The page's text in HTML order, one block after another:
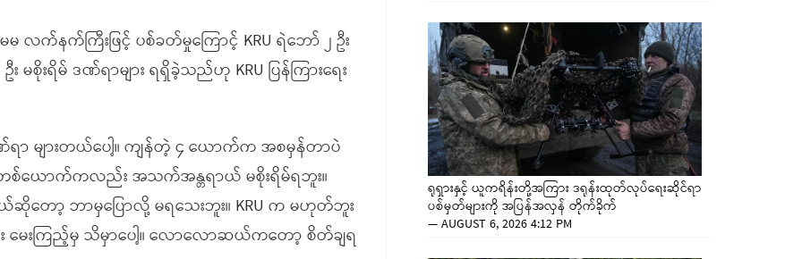
က်နက်ကြီးဖြင့် ပစ်ခတ်မှုကြောင့် KRU ရဲဘော် ၂ ဦး
း မစိုးရိမ် ဒဏ်ရာများ ရရှိခဲ့သည်ဟု KRU ပြန်ကြားရေး
များတယ်ပေါ့။ ကျန်တဲ့ ၄ ယောက်က အစမှန်တာပဲ
စ်ယောက်ကလည်း အသက်အန္တရာယ် မစိုးရိမ်ရဘူး။
ော့ ဘာမှပြောလို့ မရသေးဘူး။ KRU က မဟုတ်ဘူး
းကြည့်မှ သိမှာပေါ့။ လောလောဆယ်ကတော့ စိတ်ချရ
ရုရှားနှင့် ယူကရိန်းတို့အကြား ဒရုန်းထုတ်လုပ်ရေးဆိုင်ရာ
ပစ်မှတ်များကို အပြန်အလှန် တိုက်ခိုက်
—AUGUST 6, 2026 4:12 PM